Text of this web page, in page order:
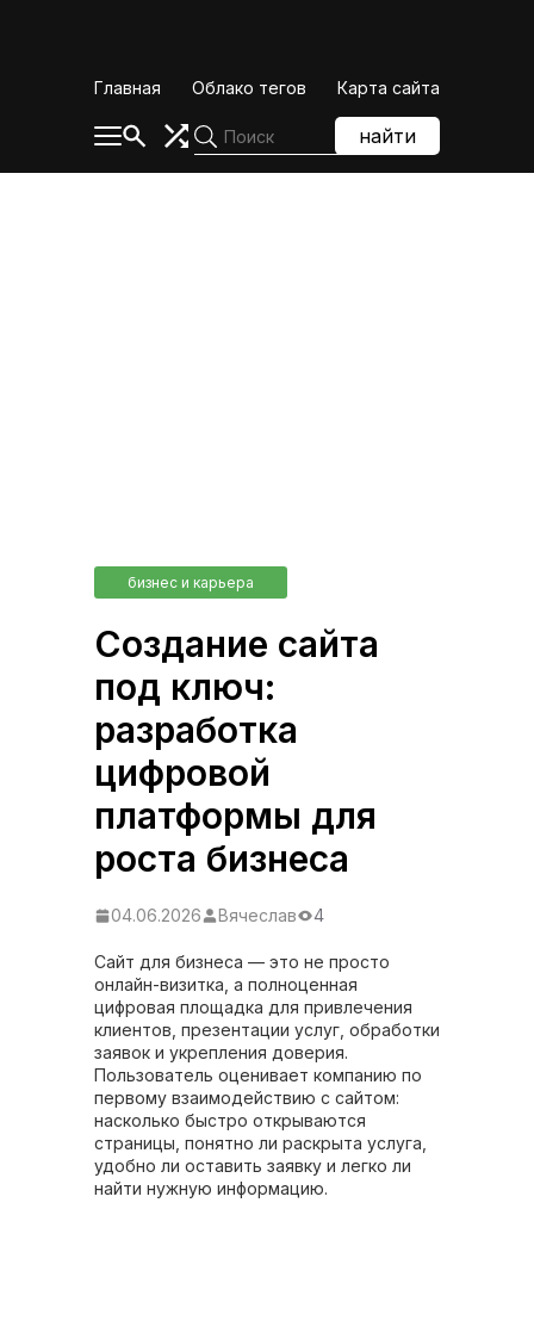
Главная
Облако тегов Карта сайта
найти
бизнес и карьера
Создание сайта
под ключ:
разработка
цифровой
платформы для
роста бизнеса
04.06.2026 Вячеслав 4
Сайт для бизнеса — это не просто
онлайн-визитка, а полноценная
цифровая площадка для привлечения
клиентов, презентации услуг, обработки
заявок и укрепления доверия.
Пользователь оценивает компанию по
первому взаимодействию с сайтом:
насколько быстро открываются
страницы, понятно ли раскрыта услуга,
удобно ли оставить заявку и легко ли
найти нужную информацию.